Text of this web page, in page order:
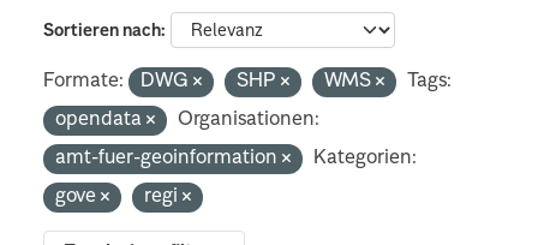
Sortieren nach
Formate: DWG SHP WMS
Tags:
opendata
Organisationen:
amt-fuer-geoinformation
Kategorien:
gove
regi